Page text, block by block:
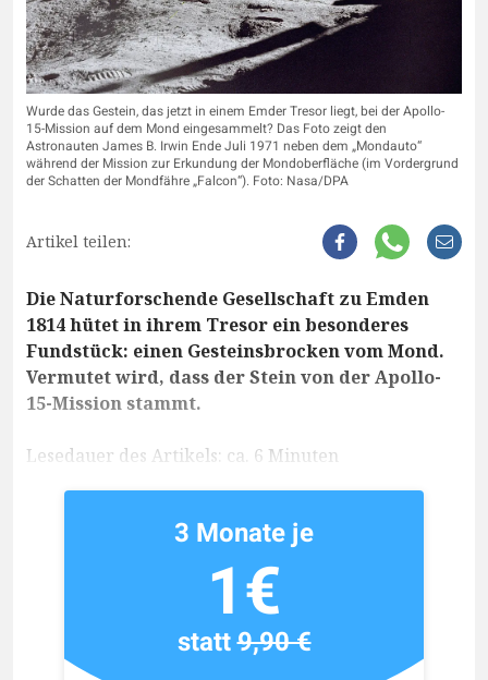
Wurde das Gestein, das jetzt in einem Emder Tresor liegt, bei der Apollo-
15-Mission auf dem Mond eingesammelt? Das Foto zeigt den
Astronauten James B. Irwin Ende Juli 1971 neben dem „Mondauto“
während der Mission zur Erkundung der Mondoberfläche (im Vordergrund
der Schatten der Mondfähre „Falcon“). Foto: Nasa/DPA
Artikel teilen:
Die Naturforschende Gesellschaft zu Emden
1814 hütet in ihrem Tresor ein besonderes
Fundstück: einen Gesteinsbrocken vom Mond.
Vermutet wird, dass der Stein von der Apollo-
15-Mission stammt.
Lesedauer des Artikels: ca. 6 Minuten
3 Monate je
1€
statt9,90 €